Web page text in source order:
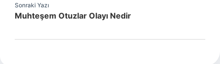
Sonraki Yazı
Muhteşem Otuzlar Olayı Nedir